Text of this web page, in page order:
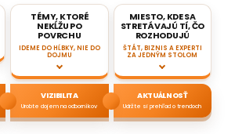
TÉMY, KTORÉ
NEKĹŽU PO
POVRCHU
IDEME DO HĹBKY, NIE DO
DOJMU
MIESTO, KDE SA
STRETÁVAJÚ TÍ, ČO
ROZHODUJÚ
ŠTÁT, BIZNIS A EXPERTI
ZA JEDNÝM STOLOM
VIZIBILITA
Urobte dojem na odborníkov
AKTUÁLNOSŤ
Udržte si prehľad o trendoch